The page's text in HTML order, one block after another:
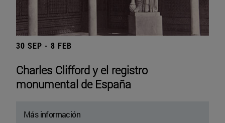
30 SEP - 8 FEB
Charles Clifford y el registro
monumental de España
Más información